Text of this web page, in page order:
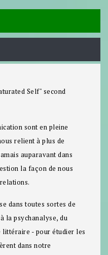
Self" second
sont en pleine
relient à plus de
auparavant dans
la façon de nous
dans toutes sortes de
la psychanalyse, du
littéraire - pour étudier les
dans notre